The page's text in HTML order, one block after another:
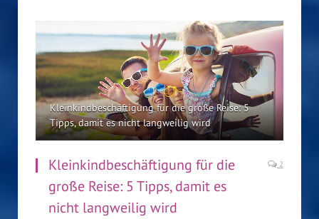
Kleinkindbeschäftigung für die große Reise: 5
Tipps, damit es nicht langweilig wird
Kleinkindbeschäftigung für die
große Reise: 5 Tipps, damit es
nicht langweilig wird
2